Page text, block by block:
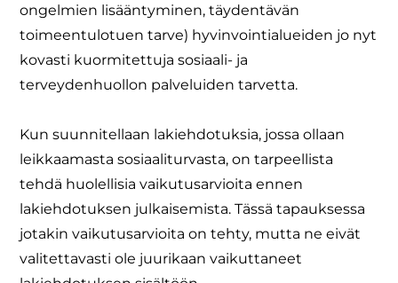
ongelmien lisääntyminen, täydentävän
toimeentulotuen tarve) hyvinvointialueiden jo nyt
kovasti kuormitettuja sosiaali- ja
terveydenhuollon palveluiden tarvetta.
Kun suunnitellaan lakiehdotuksia, jossa ollaan
leikkaamasta sosiaaliturvasta, on tarpeellista
tehdä huolellisia vaikutusarvioita ennen
lakiehdotuksen julkaisemista. Tässä tapauksessa
jotakin vaikutusarvioita on tehty, mutta ne eivät
valitettavasti ole juurikaan vaikuttaneet